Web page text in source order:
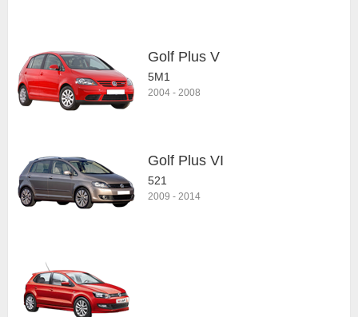
Golf Plus V
5M1
2004 - 2008
Golf Plus VI
521
2009 - 2014